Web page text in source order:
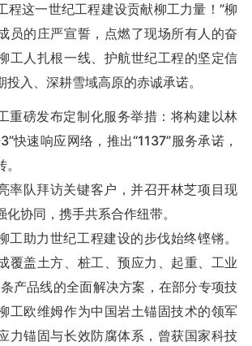
程这一世纪工程建设贡献柳工力量！”柳
员的庄严宣誓，点燃了现场所有人的奋
工人扎根一线、护航世纪工程的坚定信
入、深耕雪域高原的赤诚承诺。
重磅发布定制化服务举措：将构建以林
快速响应网络，推出“1137”服务承诺，
率队拜访关键客户，并召开林芝项目现
协同，携手共系合作纽带。
工助力世纪工程建设的步伐始终铿锵。
覆盖土方、桩工、预应力、起重、工业
产品线的全面解决方案，在部分专项技
工欧维姆作为中国岩土锚固技术的领军
力锚固与长效防腐体系，曾获国家科技